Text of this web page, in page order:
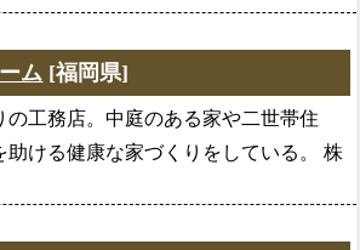
ム [福岡県]
の工務店。中庭のある家や二世帯住
助ける健康な家づくりをしている。 株